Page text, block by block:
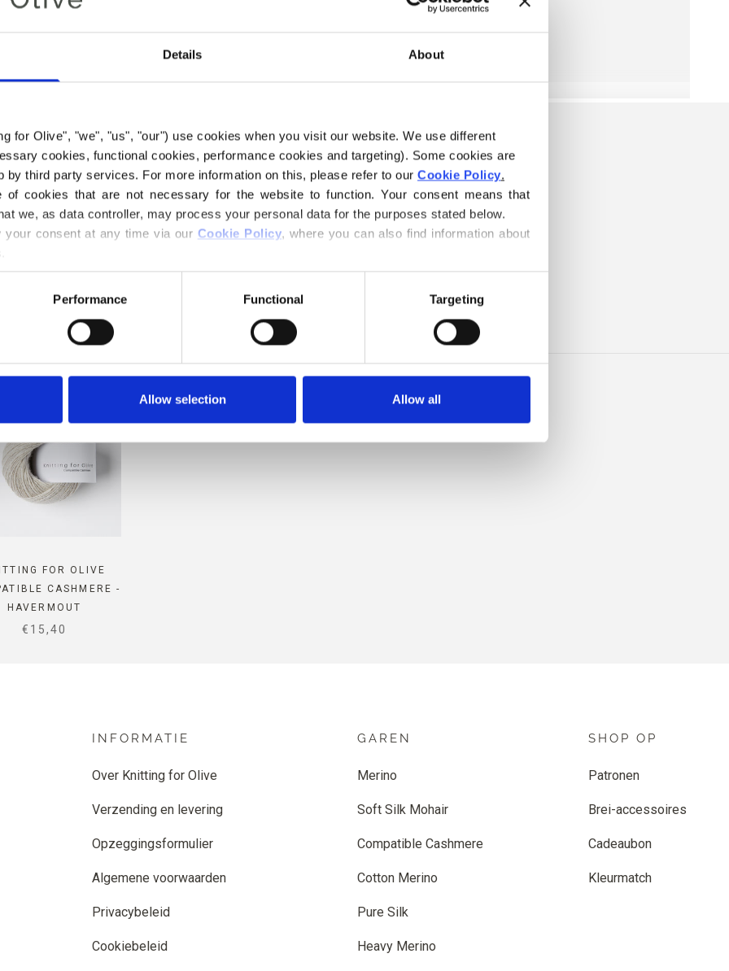
Details About
for Olive", "we", "us", "our") use cookies when you visit our website. We use different
cookies, functional cookies, performance cookies and targeting). Some cookies are
by third party services. For more information on this, please refer to our Cookie Policy.
of cookies that are not necessary for the website to function. Your consent means that
we, as data controller, may process your personal data for the purposes stated below.
your consent at any time via our Cookie Policy, where you can also find information about
Performance Functional Targeting
Allow selection Allow all
Je winkelwagen is leeg
ONDERSTAANDE COMPATIBLE
IS COMPATIBEL MET DEZE
FOR OLIVE
CASHMERE -
HAVERMOUT
SALE PRICE
€15,40
INFORMATIE
Over Knitting for Olive
Verzending en levering
Opzeggingsformulier
Algemene voorwaarden
Privacybeleid
Cookiebeleid
GAREN
Merino
Soft Silk Mohair
Compatible Cashmere
Cotton Merino
Pure Silk
Heavy Merino
SHOP OP
Patronen
Brei-accessoires
Cadeaubon
Kleurmatch